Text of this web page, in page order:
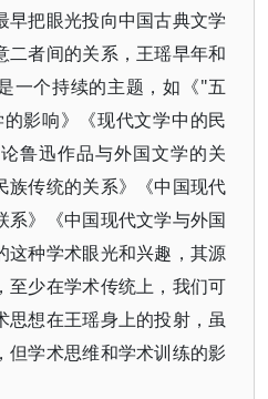
早把眼光投向中国古典文学
二者间的关系，王瑶早年和
一个持续的主题，如《"五
影响》《现代文学中的民
鲁迅作品与外国文学的关
族传统的关系》《中国现代
系》《中国现代文学与外国
这种学术眼光和兴趣，其源
至少在学术传统上，我们可
思想在王瑶身上的投射，虽
但学术思维和学术训练的影